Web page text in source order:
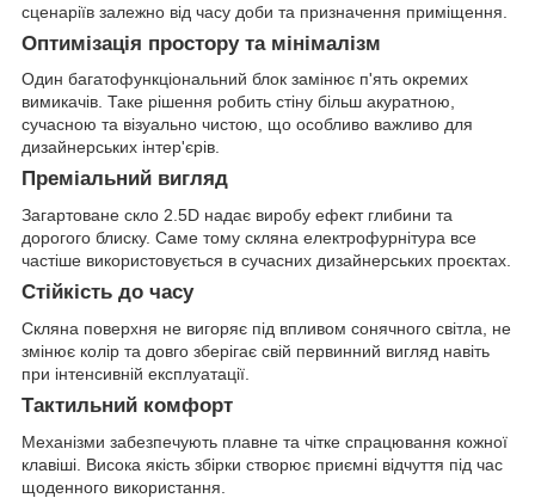
сценаріїв залежно від часу доби та призначення приміщення.
Оптимізація простору та мінімалізм
Один багатофункціональний блок замінює п'ять окремих
вимикачів. Таке рішення робить стіну більш акуратною,
сучасною та візуально чистою, що особливо важливо для
дизайнерських інтер'єрів.
Преміальний вигляд
Загартоване скло 2.5D надає виробу ефект глибини та
дорогого блиску. Саме тому скляна електрофурнітура все
частіше використовується в сучасних дизайнерських проєктах.
Стійкість до часу
Скляна поверхня не вигоряє під впливом сонячного світла, не
змінює колір та довго зберігає свій первинний вигляд навіть
при інтенсивній експлуатації.
Тактильний комфорт
Механізми забезпечують плавне та чітке спрацювання кожної
клавіші. Висока якість збірки створює приємні відчуття під час
щоденного використання.